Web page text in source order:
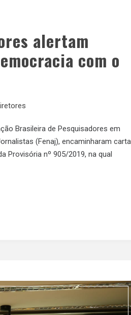
alertam
com o
Brasileira de Pesquisadores em
(Fenaj), encaminharam carta
Provisória nº 905/2019, na qual